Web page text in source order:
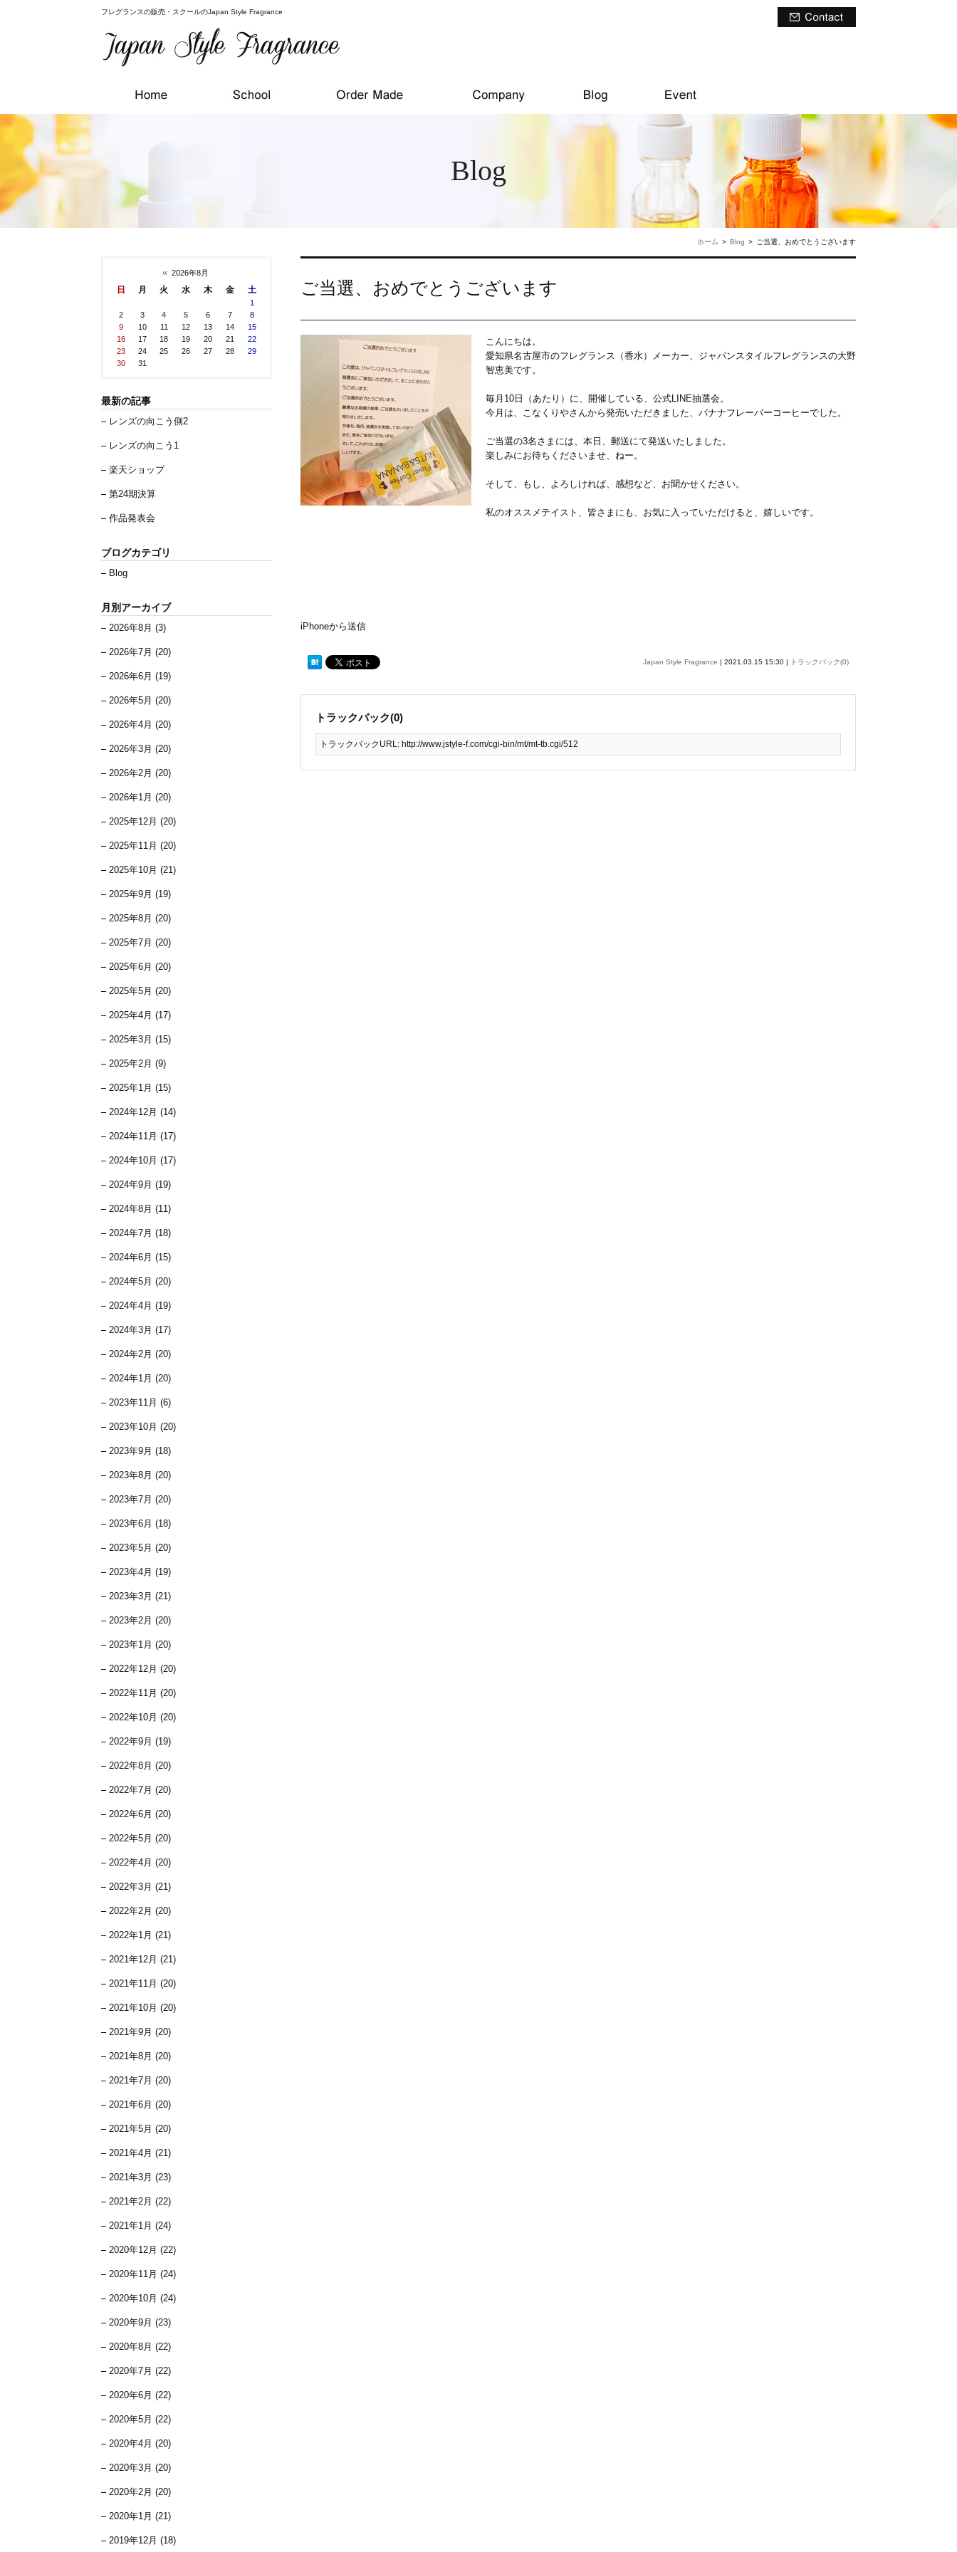
フレグランスの販売・スクールのJapan Style Fragrance
Blog
ホーム > Blog > ご当選、おめでとうございます
ご当選、おめでとうございます
こんにちは。
愛知県名古屋市のフレグランス（香水）メーカー、ジャパンスタイルフレグランスの大野
智恵美です。
毎月10日（あたり）に、開催している、公式LINE抽選会。
今月は、こなくりやさんから発売いただきました、バナナフレーバーコーヒーでした。
ご当選の3名さまには、本日、郵送にて発送いたしました。
楽しみにお待ちくださいませ、ねー。
そして、もし、よろしければ、感想など、お聞かせください。
私のオススメテイスト、皆さまにも、お気に入っていただけると、嬉しいです。
iPhoneから送信
Japan Style Fragrance | 2021.03.15 15:30 | トラックバック(0)
トラックバック(0)
トラックバックURL: http://www.jstyle-f.com/cgi-bin/mt/mt-tb.cgi/512
« 2026年8月
日 月 火 水 木 金 土
1
2
3 4 5 6 7
8
9
10 11 12 13 14
15
16
17 18 19 20 21
22
23
24 25 26 27 28
29
30
31
最新の記事
レンズの向こう側2
レンズの向こう1
楽天ショップ
第24期決算
作品発表会
ブログカテゴリ
Blog
月別アーカイブ
2026年8月 (3)
2026年7月 (20)
2026年6月 (19)
2026年5月 (20)
2026年4月 (20)
2026年3月 (20)
2026年2月 (20)
2026年1月 (20)
2025年12月 (20)
2025年11月 (20)
2025年10月 (21)
2025年9月 (19)
2025年8月 (20)
2025年7月 (20)
2025年6月 (20)
2025年5月 (20)
2025年4月 (17)
2025年3月 (15)
2025年2月 (9)
2025年1月 (15)
2024年12月 (14)
2024年11月 (17)
2024年10月 (17)
2024年9月 (19)
2024年8月 (11)
2024年7月 (18)
2024年6月 (15)
2024年5月 (20)
2024年4月 (19)
2024年3月 (17)
2024年2月 (20)
2024年1月 (20)
2023年11月 (6)
2023年10月 (20)
2023年9月 (18)
2023年8月 (20)
2023年7月 (20)
2023年6月 (18)
2023年5月 (20)
2023年4月 (19)
2023年3月 (21)
2023年2月 (20)
2023年1月 (20)
2022年12月 (20)
2022年11月 (20)
2022年10月 (20)
2022年9月 (19)
2022年8月 (20)
2022年7月 (20)
2022年6月 (20)
2022年5月 (20)
2022年4月 (20)
2022年3月 (21)
2022年2月 (20)
2022年1月 (21)
2021年12月 (21)
2021年11月 (20)
2021年10月 (20)
2021年9月 (20)
2021年8月 (20)
2021年7月 (20)
2021年6月 (20)
2021年5月 (20)
2021年4月 (21)
2021年3月 (23)
2021年2月 (22)
2021年1月 (24)
2020年12月 (22)
2020年11月 (24)
2020年10月 (24)
2020年9月 (23)
2020年8月 (22)
2020年7月 (22)
2020年6月 (22)
2020年5月 (22)
2020年4月 (20)
2020年3月 (20)
2020年2月 (20)
2020年1月 (21)
2019年12月 (18)